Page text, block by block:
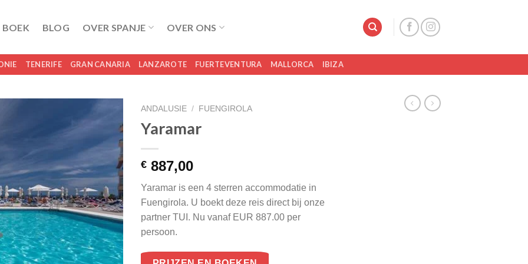
BOEK BLOG OVER SPANJE OVER ONS
TENERIFE GRAN CANARIA LANZAROTE FUERTEVENTURA MALLORCA IBIZA
ANDALUSIE / FUENGIROLA
Yaramar
€ 887,00
Yaramar is een 4 sterren accommodatie in
Fuengirola. U boekt deze reis direct bij onze
partner TUI. Nu vanaf EUR 887.00 per
persoon.